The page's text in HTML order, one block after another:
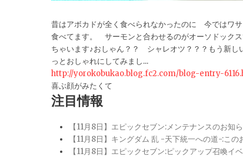
昔はアボカドが全く食べられなかったのに 今ではワ
食べてます。 サーモンと合わせるのがオーソドック
ちゃいます♪おしゃん？？ シャレオツ？？？もう新
っとおしゃれにしてみまし...
http://yorokobukao.blog.fc2.com/blog-entry-
喜ぶ顔がみたくて
注目情報
【11月8日】エピックセブン:メンテナンスのお
【11月8日】キングダム 乱 -天下統一への道-:こ
【11月8日】エピックセブン:ピックアップ召喚